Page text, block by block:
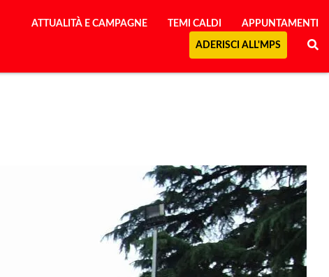
ATTUALITÀ E CAMPAGNE TEMI CALDI APPUNTAMENTI
ADERISCI ALL'MPS